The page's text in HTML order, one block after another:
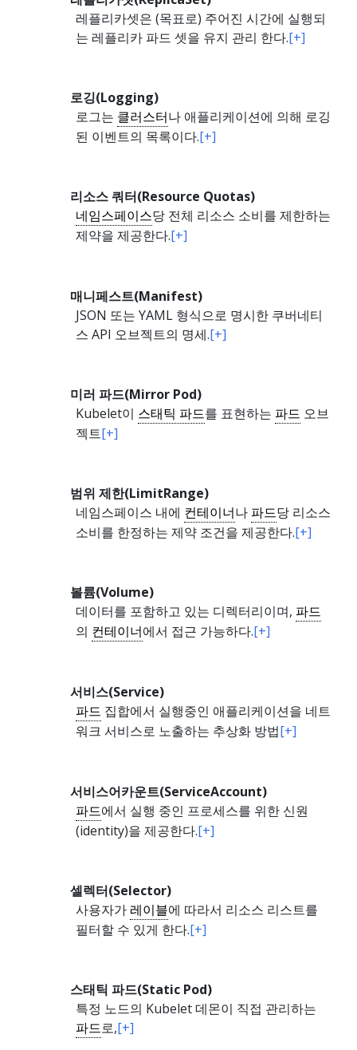
레플리카셋은 (목표로) 주어진 시간에 실행되
는 레플리카 파드 셋을 유지 관리 한다.[+]
로깅(Logging)
로그는 클러스터나 애플리케이션에 의해 로깅
된 이벤트의 목록이다.[+]
리소스 쿼터(Resource Quotas)
네임스페이스당 전체 리소스 소비를 제한하는
제약을 제공한다.[+]
매니페스트(Manifest)
JSON 또는 YAML 형식으로 명시한 쿠버네티
스 API 오브젝트의 명세.[+]
미러 파드(Mirror Pod)
Kubelet이 스태틱 파드를 표현하는 파드 오브
젝트[+]
범위 제한(LimitRange)
네임스페이스 내에 컨테이너나 파드당 리소스
소비를 한정하는 제약 조건을 제공한다.[+]
볼륨(Volume)
데이터를 포함하고 있는 디렉터리이며, 파드
의 컨테이너에서 접근 가능하다.[+]
서비스(Service)
파드 집합에서 실행중인 애플리케이션을 네트
워크 서비스로 노출하는 추상화 방법[+]
서비스어카운트(ServiceAccount)
파드에서 실행 중인 프로세스를 위한 신원
(identity)을 제공한다.[+]
셀렉터(Selector)
사용자가 레이블에 따라서 리소스 리스트를
필터할 수 있게 한다.[+]
스태틱 파드(Static Pod)
특정 노드의 Kubelet 데몬이 직접 관리하는
파드로,[+]